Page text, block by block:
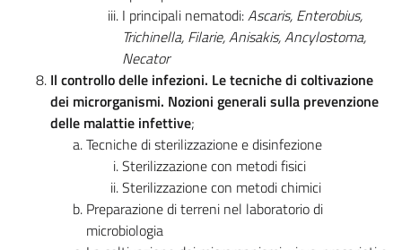
I principali nematodi:Ascaris, Enterobius,
Trichinella, Filarie, Anisakis, Ancylostoma,
Necator
Il controllo delle infezioni. Le tecniche di coltivazione
dei microrganismi. Nozioni generali sulla prevenzione
delle malattie infettive;
Tecniche di sterilizzazione e disinfezione
Sterilizzazione con metodi fisici
Sterilizzazione con metodi chimici
Preparazione di terreni nel laboratorio di
microbiologia